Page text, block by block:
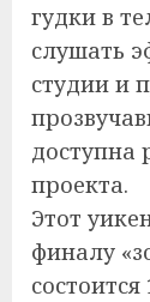
гудки в
слушать
студии и
доступна
проекта.
Этот
финалу